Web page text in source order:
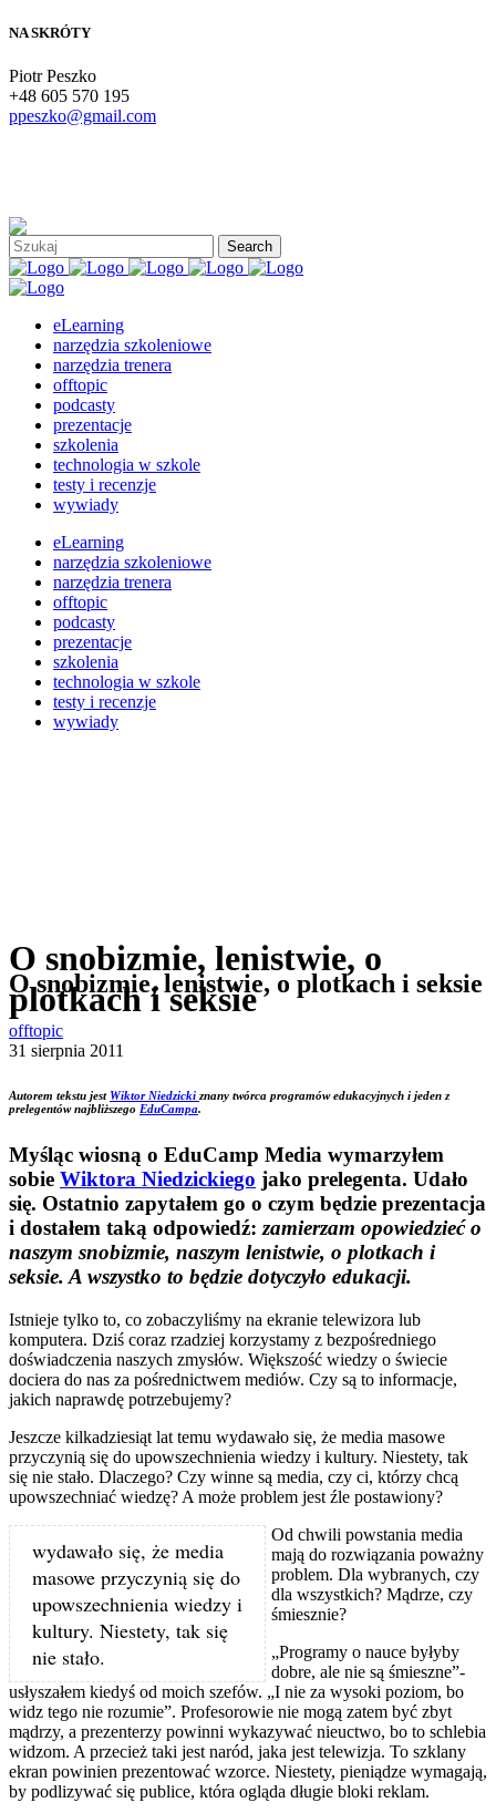
NA SKRÓTY
Piotr Peszko
+48 605 570 195
ppeszko@gmail.com
eLearning
narzędzia szkoleniowe
narzędzia trenera
offtopic
podcasty
prezentacje
szkolenia
technologia w szkole
testy i recenzje
wywiady
eLearning
narzędzia szkoleniowe
narzędzia trenera
offtopic
podcasty
prezentacje
szkolenia
technologia w szkole
testy i recenzje
wywiady
O snobizmie, lenistwie, o
plotkach i seksie
O snobizmie, lenistwie, o plotkach i seksie
offtopic
31 sierpnia 2011
Autorem tekstu jest Wiktor Niedzicki znany twórca programów edukacyjnych i jeden z
prelegentów najbliższego EduCampa.
Myśląc wiosną o EduCamp Media wymarzyłem
sobie Wiktora Niedzickiego jako prelegenta. Udało
się. Ostatnio zapytałem go o czym będzie prezentacja
i dostałem taką odpowiedź: zamierzam opowiedzieć o
naszym snobizmie, naszym lenistwie, o plotkach i
seksie. A wszystko to będzie dotyczyło edukacji.
Istnieje tylko to, co zobaczyliśmy na ekranie telewizora lub
komputera. Dziś coraz rzadziej korzystamy z bezpośredniego
doświadczenia naszych zmysłów. Większość wiedzy o świecie
dociera do nas za pośrednictwem mediów. Czy są to informacje,
jakich naprawdę potrzebujemy?
Jeszcze kilkadziesiąt lat temu wydawało się, że media masowe
przyczynią się do upowszechnienia wiedzy i kultury. Niestety, tak
się nie stało. Dlaczego? Czy winne są media, czy ci, którzy chcą
upowszechniać wiedzę? A może problem jest źle postawiony?
wydawało się, że media
masowe przyczynią się do
upowszechnienia wiedzy i
kultury. Niestety, tak się
nie stało.
Od chwili powstania media
mają do rozwiązania poważny
problem. Dla wybranych, czy
dla wszystkich? Mądrze, czy
śmiesznie?
„Programy o nauce byłyby
dobre, ale nie są śmieszne”-
usłyszałem kiedyś od moich szefów. „I nie za wysoki poziom, bo
widz tego nie rozumie”. Profesorowie nie mogą zatem być zbyt
mądrzy, a prezenterzy powinni wykazywać nieuctwo, bo to schlebia
widzom. A przecież taki jest naród, jaka jest telewizja. To szklany
ekran powinien prezentować wzorce. Niestety, pieniądze wymagają,
by podlizywać się publice, która ogląda długie bloki reklam.